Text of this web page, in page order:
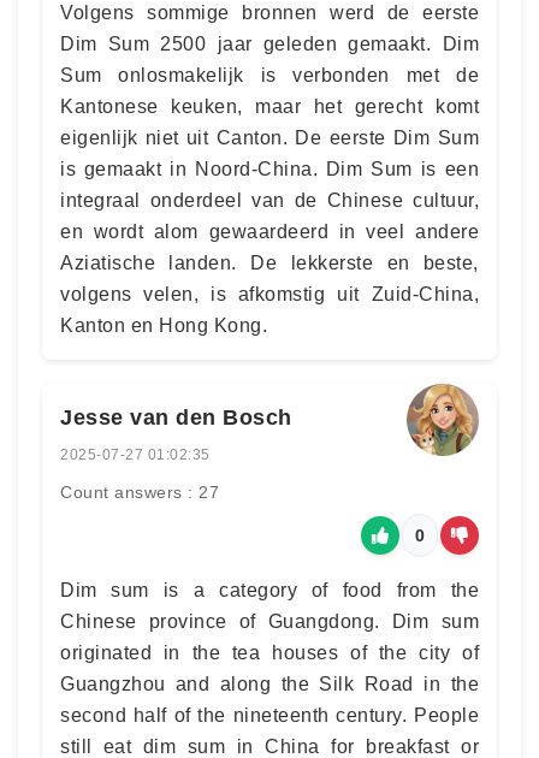
Volgens sommige bronnen werd de eerste
Dim Sum 2500 jaar geleden gemaakt. Dim
Sum onlosmakelijk is verbonden met de
Kantonese keuken, maar het gerecht komt
eigenlijk niet uit Canton. De eerste Dim Sum
is gemaakt in Noord-China. Dim Sum is een
integraal onderdeel van de Chinese cultuur,
en wordt alom gewaardeerd in veel andere
Aziatische landen. De lekkerste en beste,
volgens velen, is afkomstig uit Zuid-China,
Kanton en Hong Kong.
Jesse van den Bosch
2025-07-27 01:02:35
Count answers : 27
0
Dim sum is a category of food from the
Chinese province of Guangdong. Dim sum
originated in the tea houses of the city of
Guangzhou and along the Silk Road in the
second half of the nineteenth century. People
still eat dim sum in China for breakfast or